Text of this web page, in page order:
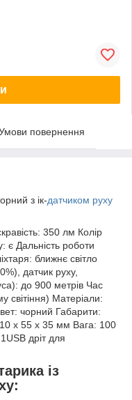
повернення
з ік-датчиком руху
350 лм Колір
є Дальність роботи
ближнє світло
датчик руху,
до 900 метрів Час
світіння) Матеріали:
чорний Габарити:
х 55 х 35 мм Вага: 100
дріт для
із